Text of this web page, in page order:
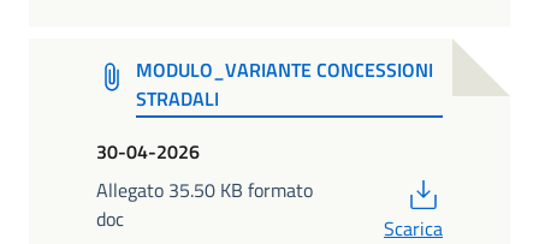
MODULO_VARIANTE CONCESSIONI
STRADALI
30-04-2026
Allegato 35.50 KB formato
doc
Scarica